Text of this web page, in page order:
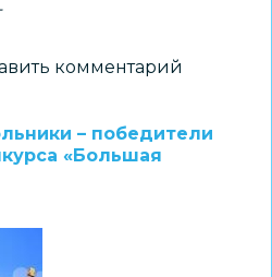
комментарий
– победители
«Большая